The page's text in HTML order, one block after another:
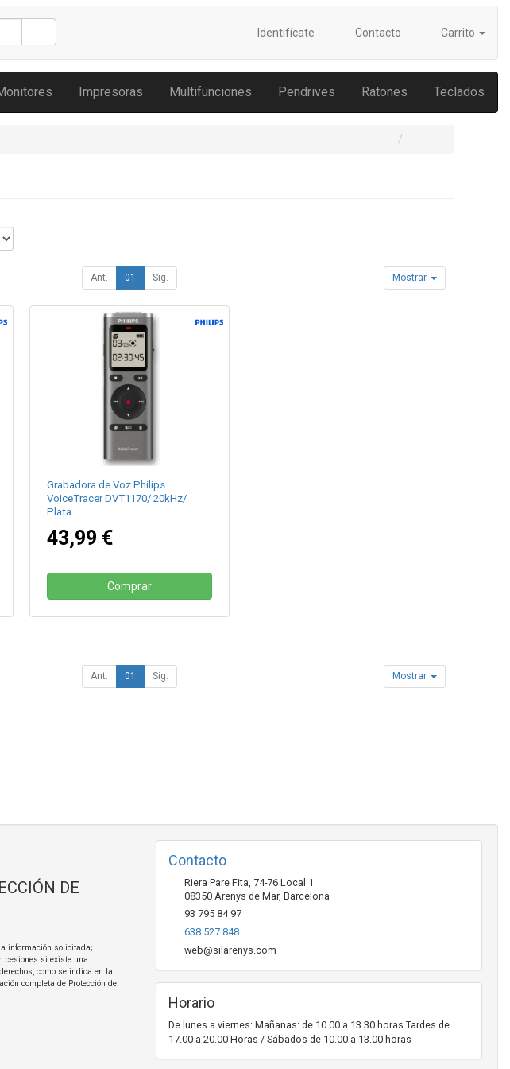
Identifícate Contacto Carrito
Impresoras Multifunciones Pendrives Ratones Teclados
Ant. 01 Sig. Mostrar
Grabadora de Voz Philips
VoiceTracer DVT1170/ 20kHz/
Plata
43,99 €
Comprar
Ant. 01 Sig. Mostrar
DE
información solicitada;
cesiones si existe una
como se indica en la
completa de Protección de
Contacto
Riera Pare Fita, 74-76 Local 1
08350 Arenys de Mar, Barcelona
93 795 84 97
638 527 848
web@silarenys.com
Horario
De lunes a viernes: Mañanas: de 10.00 a 13.30 horas Tardes de
17.00 a 20.00 Horas / Sábados de 10.00 a 13.00 horas